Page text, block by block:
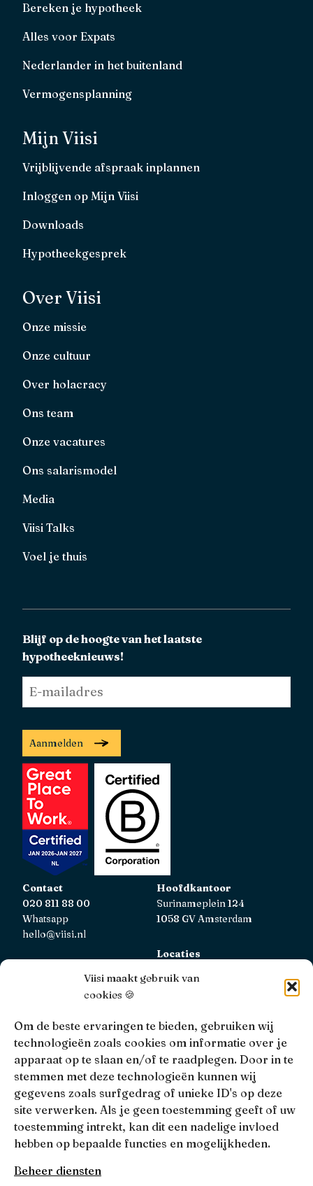
Viisi maakt gebruik van
cookies 🍪
Om de beste ervaringen te bieden, gebruiken wij
technologieën zoals cookies om informatie over je
apparaat op te slaan en/of te raadplegen. Door in te
stemmen met deze technologieën kunnen wij
gegevens zoals surfgedrag of unieke ID's op deze
site verwerken. Als je geen toestemming geeft of uw
toestemming intrekt, kan dit een nadelige invloed
hebben op bepaalde functies en mogelijkheden.
Beheer diensten
Bereken je hypotheek
Alles voor Expats
Nederlander in het buitenland
Vermogensplanning
Mijn Viisi
Vrijblijvende afspraak inplannen
Inloggen op Mijn Viisi
Downloads
Hypotheekgesprek
Over Viisi
Onze missie
Onze cultuur
Over holacracy
Ons team
Onze vacatures
Ons salarismodel
Media
Viisi Talks
Voel je thuis
Blijf op de hoogte van het laatste
hypotheeknieuws!
E-
mailadres *
Aanmelden
Contact
020 811 88 00
Whatsapp
hello@viisi.nl
Hoofdkantoor
Surinameplein 124
1058 GV Amsterdam
Locaties
Viisi Hypotheken is geregistreerd bij de AFM.
Registratienummer: 12039833
KiFiD
Niet tevreden over onze interne klachtbehandeling, dan
kun je terecht bijKiFiD.
• 4.9 •